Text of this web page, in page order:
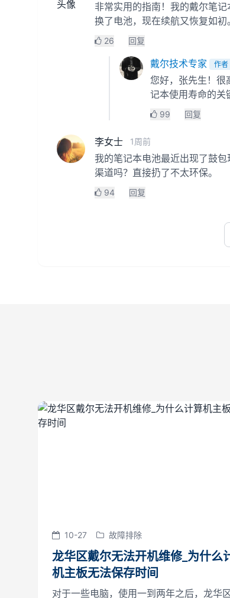
非常实用的指南！我的戴尔笔
换了电池，现在续航又恢复如初。
26 回复
戴尔技术专家 作者
您好，张先生！很
记本使用寿命的关
99 回复
李女士 1周前
我的笔记本电池最近出现了鼓
渠道吗？直接扔了不太环保。
94 回复
10-27 故障排除
龙华区戴尔无法开机维修_为什么
机主板无法保存时间
对于一些电脑，使用一到两年之后，龙华